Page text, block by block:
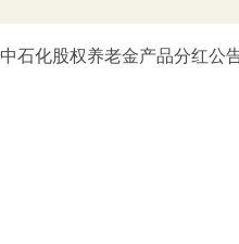
中石化股权养老金产品分红公